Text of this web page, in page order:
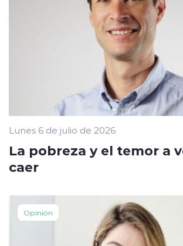
Lunes 6 de julio de 2026
La pobreza y el temor a
caer
Opinión